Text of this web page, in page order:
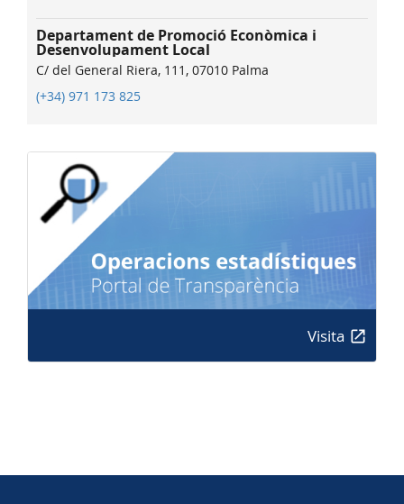
Departament de Promoció Econòmica i
Desenvolupament Local
C/ del General Riera, 111, 07010 Palma
(+34) 971 173 825
Visita